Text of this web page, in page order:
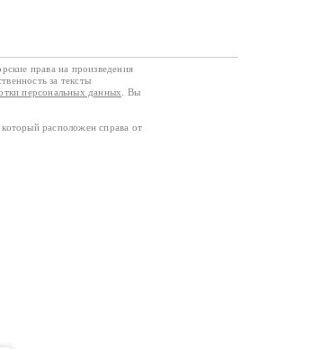
права на произведения
за тексты
персональных данных
. Вы
расположен справа от